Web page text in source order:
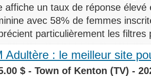
affiche un taux de réponse
avec 58% de femmes
particulièrement les filtres
Adultère : le meilleur site
$ - Town of Kenton (TV) -